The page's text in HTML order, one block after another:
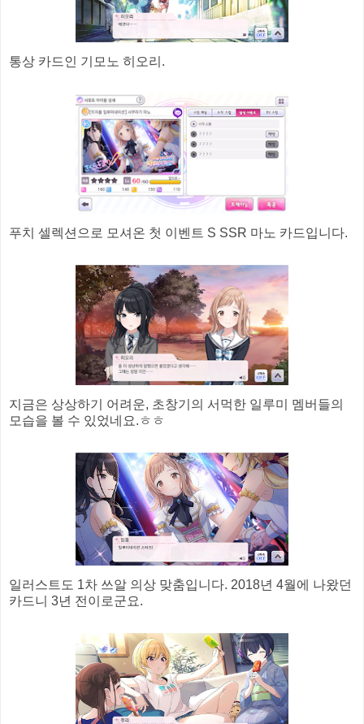
통상 카드인 기모노 히오리.
푸치 셀렉션으로 모셔온 첫 이벤트 S SSR 마노 카드입니다.
지금은 상상하기 어려운, 초창기의 서먹한 일루미 멤버들의
모습을 볼 수 있었네요.ㅎㅎ
일러스트도 1차 쓰알 의상 맞춤입니다. 2018년 4월에 나왔던
카드니 3년 전이로군요.